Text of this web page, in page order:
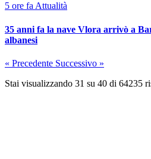
5 ore fa Attualità
35 anni fa la nave Vlora arrivò a
albanesi
« Precedente Successivo »
Stai visualizzando 31 su 40 di 64235